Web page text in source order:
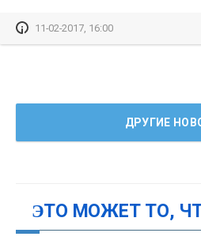
11-02-2017, 16:00
ДРУГИЕ
ЭТО МОЖЕТ ТО,